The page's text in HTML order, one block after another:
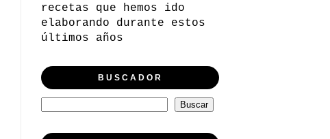
recetas que hemos ido
elaborando durante estos
últimos años
BUSCADOR